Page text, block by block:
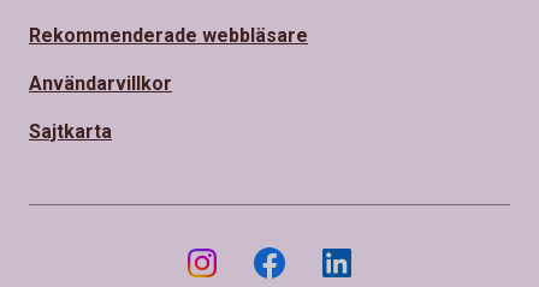
Rekommenderade webbläsare
Användarvillkor
Sajtkarta